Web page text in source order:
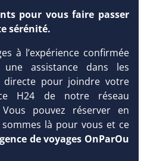
23 °C
pour vous faire passer
sérénité.
à l’expérience confirmée
assistance dans les
directe pour joindre votre
H24 de notre réseau
pouvez réserver en
là pour vous et ce
de voyages OnParOu